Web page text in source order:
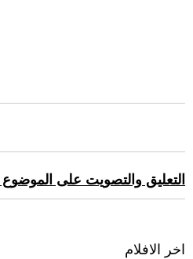
التعليق والتصويت على
اخر الافلام